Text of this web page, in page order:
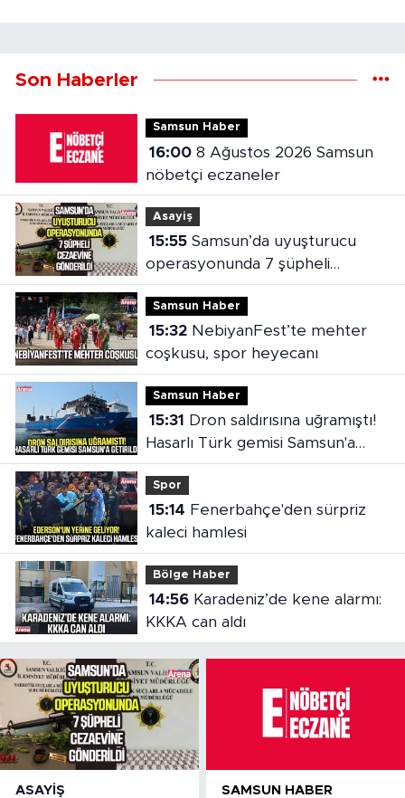
Son Haberler
Samsun Haber
16:008 Ağustos 2026 Samsun
nöbetçi eczaneler
Asayiş
15:55Samsun’da uyuşturucu
operasyonunda 7 şüpheli
cezaevine gönderildi
Samsun Haber
15:32NebiyanFest’te mehter
coşkusu, spor heyecanı
Samsun Haber
15:31
Hasarlı Türk gemisi Samsun'a
getirildi
Spor
15:14
kaleci hamlesi
Bölge Haber
14:56Karadeniz’de kene alarmı:
KKKA can aldı
ASAYIŞ SAMSUN HABER